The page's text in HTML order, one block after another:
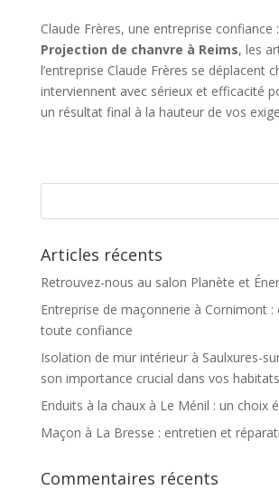
Claude Frères, une entreprise confiance :
Projection de chanvre à Reims, les
l’entreprise Claude Frères se déplacent
interviennent avec sérieux et efficacité
un résultat final à la hauteur de vos
Articles récents
Retrouvez-nous au salon Planète et
Entreprise de maçonnerie à Cornimont :
toute confiance
Isolation de mur intérieur à Saulxures-
son importance crucial dans vos habitats
Enduits à la chaux à Le Ménil : un choix
Maçon à La Bresse : entretien et
Commentaires récents